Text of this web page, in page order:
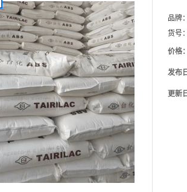
品牌：
货号：
价格：
发布
更新